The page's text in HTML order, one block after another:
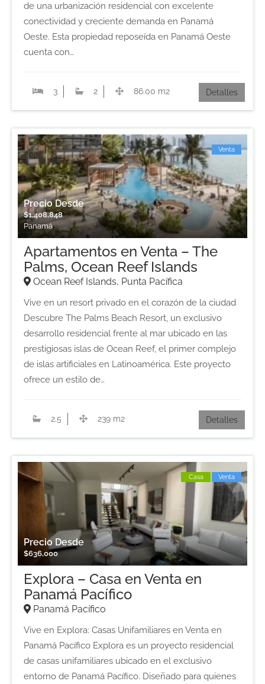
de una urbanización residencial con excelente
conectividad y creciente demanda en Panamá
Oeste. Esta propiedad reposeída en Panamá Oeste
cuenta con…
3 2 86.00 m2 Detalles
Precio Desde
$1,408,848
Panamá
Venta
Apartamentos en Venta – The
Palms, Ocean Reef Islands
Ocean Reef Islands, Punta Pacífica
Vive en un resort privado en el corazón de la ciudad
Descubre The Palms Beach Resort, un exclusivo
desarrollo residencial frente al mar ubicado en las
prestigiosas islas de Ocean Reef, el primer complejo
de islas artificiales en Latinoamérica. Este proyecto
ofrece un estilo de…
2.5 239 m2 Detalles
Precio Desde
$636,000
Venta
Casa
Explora – Casa en Venta en
Panamá Pacífico
Panamá Pacífico
Vive en Explora: Casas Unifamiliares en Venta en
Panamá Pacífico Explora es un proyecto residencial
de casas unifamiliares ubicado en el exclusivo
entorno de Panamá Pacífico. Diseñado para quienes